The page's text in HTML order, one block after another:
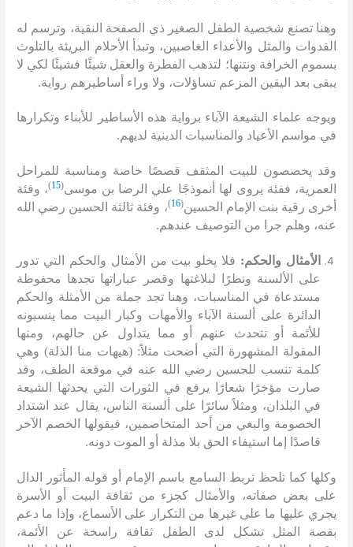
وهنا تصنع شخصية الطفل الصغير ذي الصفحة النقية، وترسم له
القدوات والمثل والأعداء الغاصبين، وتبدأ الأحلام البريئة بالتلوث
بسموم الخرافة ونتنها؛ لتذهب الفطرة والعقل شيئًا فشيئًا لكي لا
يبقى بعد اليقين المزعم تساؤلات، ولا وراء أساطيرهم رواية.
ويوجه علماء الشيعة الآباء برواية هذه الأساطير للأبناء وتكرارها
في مواسم الأعياد والمناسبات الدينية لديهم.
وقد يخصصون للبيت المثقف قصصًا خاصة ومناسبة للمراحل
العمرية، ففئة يروى لها أنموذجًا علي الرضا بن موسى(
15
)، وفئة
أخرى رقية بنت الإمام الحسين(
16
)، وفئة ثالثة الحسين رضي الله
عنه، وهلم جرا من التوصيف عندهم.
الأمثال والحكم: فلا يخلو بيت من الأمثال والحكم التي تدور
على الألسنة ونظرًا لبلاغتها وقصر عباراتها تجدها محفوظة
مستدعاة في المناسبات، وهنا تجد جملة من الأمثلة والحكم
الدائرة على ألسنة الآباء والأمهات وكبار البيت مما ينسبونه
للأئمة أو تتحدث عنهم أو مما يتداول عن حالهم، ومنها
المقولة المشهورة التي أضحت مثلاً: (هيهات منا الذلة) وهي
كلمة تنسب للحسين رضي الله عنه في موقعة الطف، وقد
صارت مؤخرًا شعارًا يرفع في الثورات التي يحدثها الشيعة
في البلدان، ومثلاً سائرًا على ألسنة الناس، يقال عند اشتداد
الخصومة والبغي من أحد المتخاصمين، فيقولها الخصم الآخر
قاصدًا إما استيفاء الحق بلا مذلة أو الموت دونه.
وكلها كما تلحظ تربط السامع باسم الإمام أو قوله المأثور الدال
على بعض صفاته، والأمثال كجزء من ثقافة البيت أو الأسرة
يجري عليها ما على غيرها من التكرار على الأسماع، وإذا ما دعم
بقصة المثل تشكل لدى الطفل ثقافة راسخة عن الأئمة،